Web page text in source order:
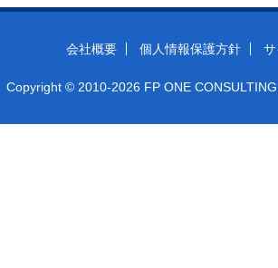
会社概要 個人情報保護方針
Copyright © 2010-2026 FP ONE